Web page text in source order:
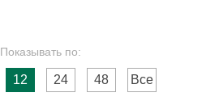
Показывать по:
12 24 48 Все